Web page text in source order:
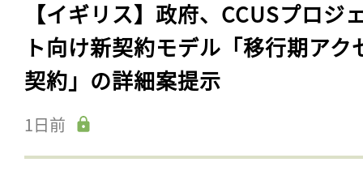
【イギリス】政府、CCUSプロジ
ト向け新契約モデル「移行期アク
契約」の詳細案提示
1日前